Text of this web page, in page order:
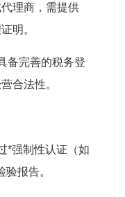
理商，需提供
明。
备完善的税务登
合法性。
*强制性认证（如
报告。